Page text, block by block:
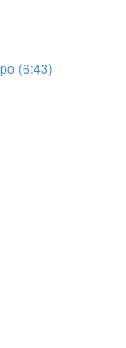
(6:43)